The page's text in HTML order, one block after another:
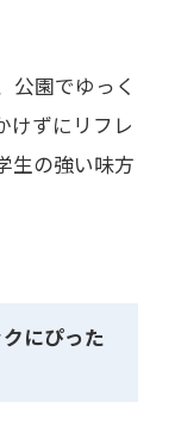
公園でゆっく
けずにリフレ
生の強い味方
にぴった